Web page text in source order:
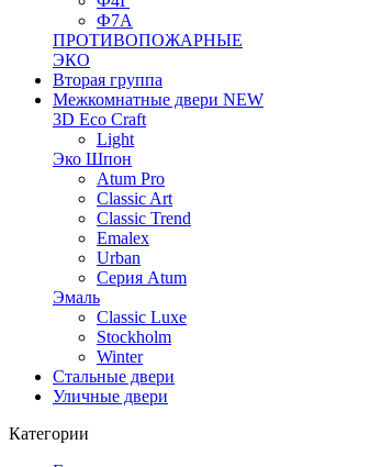
Ф7А
ПРОТИВОПОЖАРНЫЕ
ЭКО
Вторая группа
Межкомнатные двери NEW
3D Eco Craft
Light
Эко Шпон
Atum Pro
Classic Art
Classic Trend
Emalex
Urban
Серия Atum
Эмаль
Classic Luxe
Stockholm
Winter
Стальные двери
Уличные двери
Категории